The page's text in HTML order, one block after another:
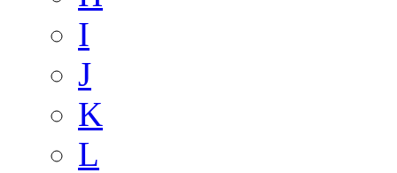
I
J
K
L